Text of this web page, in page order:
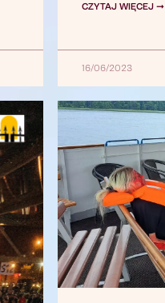
CZYTAJ WIĘCEJ ➞
16/06/2023